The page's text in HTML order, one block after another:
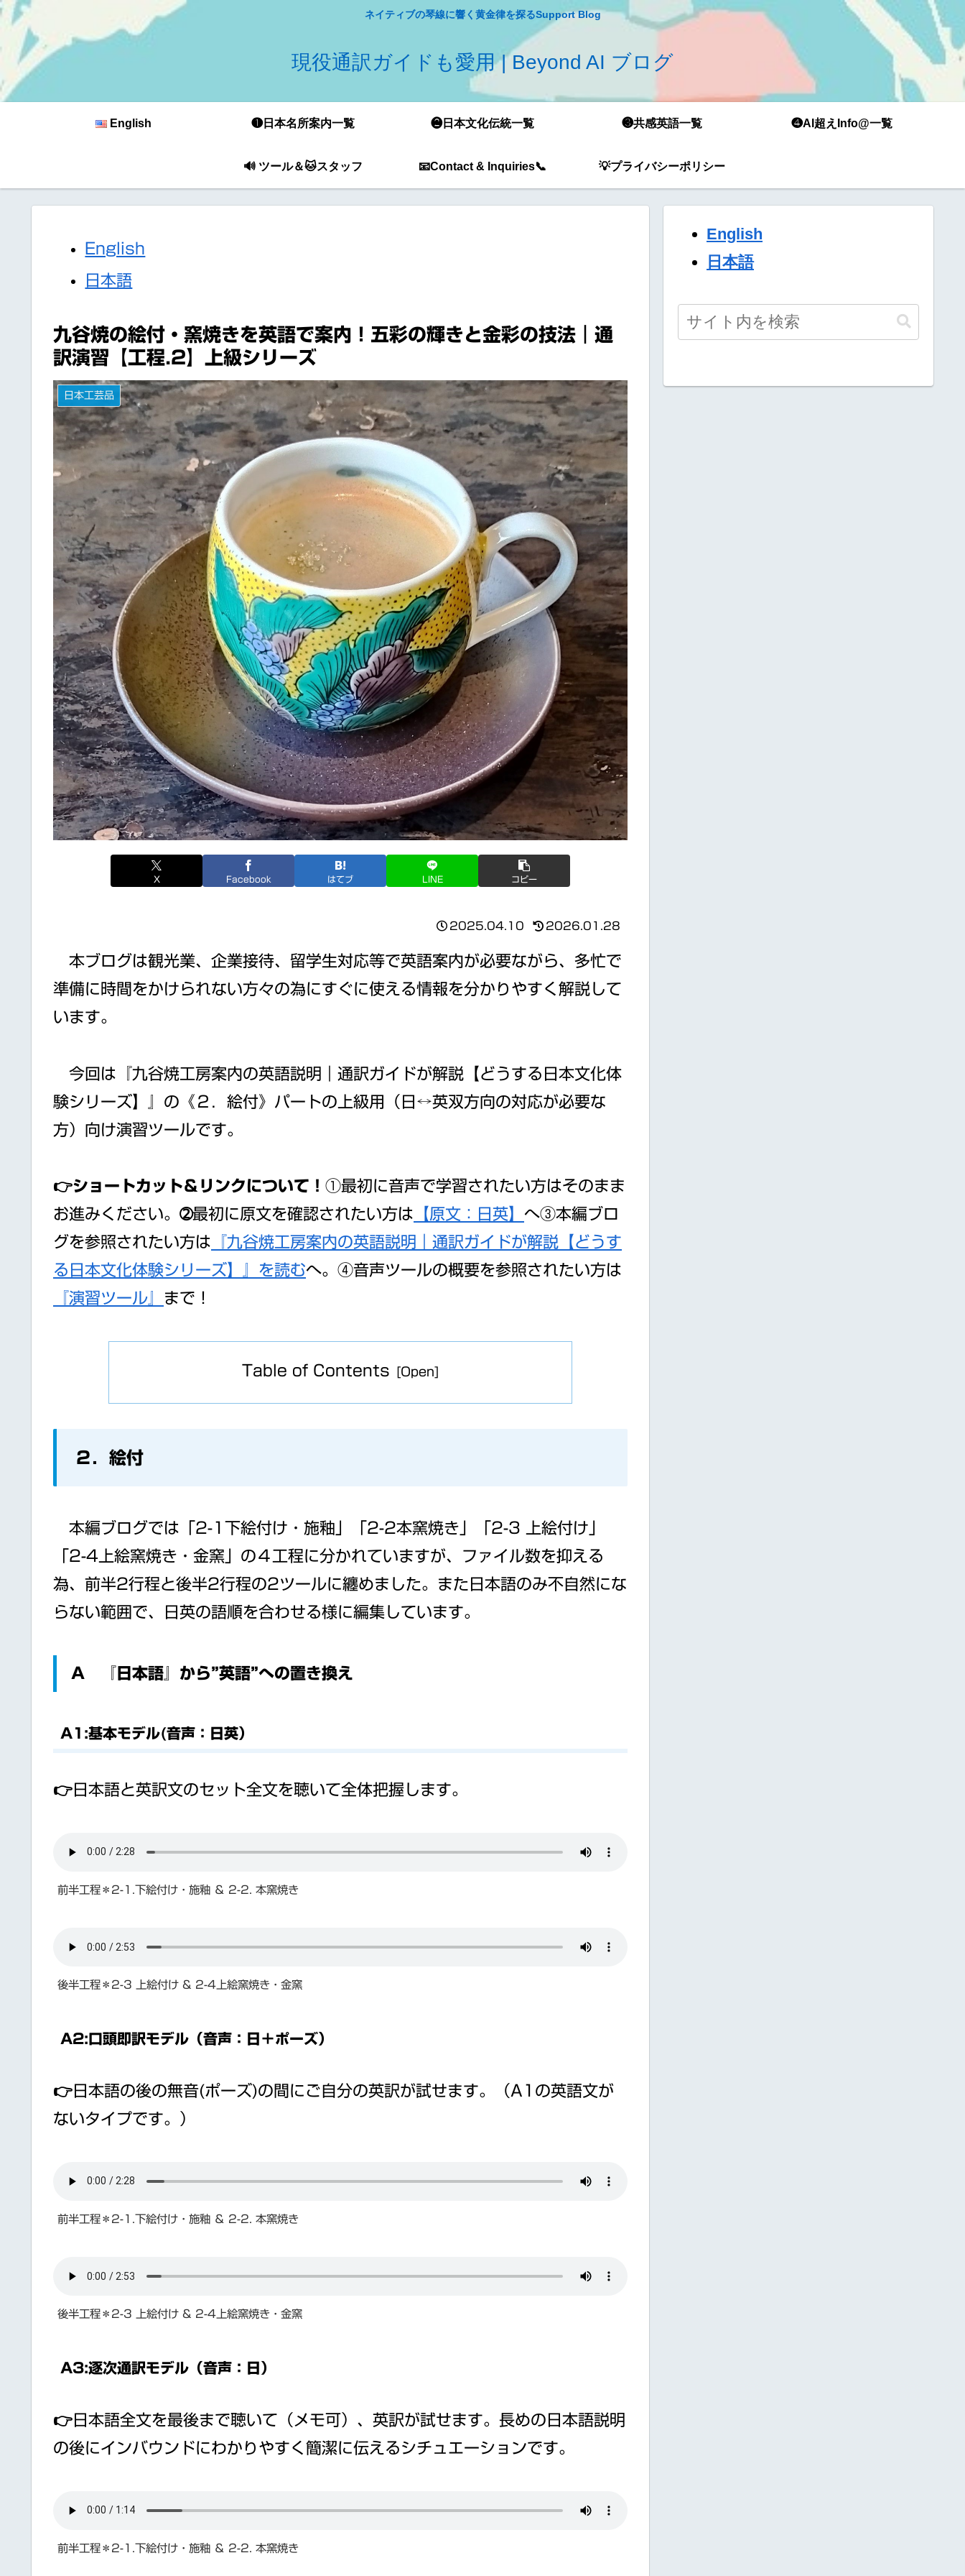
ネイティブの琴線に響く黄金律を探るSupport Blog
現役通訳ガイドも愛用 | Beyond AI ブログ
English ❶日本名所案内一覧 ❷日本文化伝統一覧 ❸共感英語一覧 ❹AI超えInfo@一覧
🔊 ツール＆🐱スタッフ 📧Contact & Inquiries📞 💡プライバシーポリシー
English
日本語
九谷焼の絵付・窯焼きを英語で案内！五彩の輝きと金彩の技法｜通
訳演習【工程.2】上級シリーズ
日本工芸品
X Facebook はてブ LINE コピー
2025.04.10 2026.01.28
本ブログは観光業、企業接待、留学生対応等で英語案内が必要ながら、多忙で
準備に時間をかけられない方々の為にすぐに使える情報を分かりやすく解説して
います。
今回は『九谷焼工房案内の英語説明｜通訳ガイドが解説【どうする日本文化体
験シリーズ】』の《２．絵付》パートの上級用（日↔英双方向の対応が必要な
方）向け演習ツールです。
👉ショートカット＆リンクについて！ ①最初に音声で学習されたい方はそのまま
お進みください。➁最初に原文を確認されたい方は 【原文：日英】 へ③本編ブロ
グを参照されたい方は 『九谷焼工房案内の英語説明｜通訳ガイドが解説【どうす
る日本文化体験シリーズ】』を読むへ。④音声ツールの概要を参照されたい方は
『演習ツール』 まで！
Table of Contents
２．絵付
本編ブログでは「2-1下絵付け・施釉」「2-2本窯焼き」「2-3 上絵付け」
「2-4上絵窯焼き・金窯」の４工程に分かれていますが、ファイル数を抑える
為、前半2行程と後半2行程の2ツールに纏めました。また日本語のみ不自然にな
らない範囲で、日英の語順を合わせる様に編集しています。
A 『日本語』から”英語”への置き換え
A1:基本モデル(音声：日英）
👉日本語と英訳文のセット全文を聴いて全体把握します。
前半工程＊2-1.下絵付け・施釉 ＆ 2-2. 本窯焼き
後半工程＊2-3 上絵付け & 2-4上絵窯焼き・金窯
A2:口頭即訳モデル（音声：日＋ポーズ）
👉日本語の後の無音(ポーズ)の間にご自分の英訳が試せます。（A1の英語文が
ないタイプです。）
前半工程＊2-1.下絵付け・施釉 ＆ 2-2. 本窯焼き
後半工程＊2-3 上絵付け & 2-4上絵窯焼き・金窯
A3:逐次通訳モデル（音声：日）
👉日本語全文を最後まで聴いて（メモ可）、英訳が試せます。長めの日本語説明
の後にインバウンドにわかりやすく簡潔に伝えるシチュエーションです。
前半工程＊2-1.下絵付け・施釉 ＆ 2-2. 本窯焼き
English
日本語